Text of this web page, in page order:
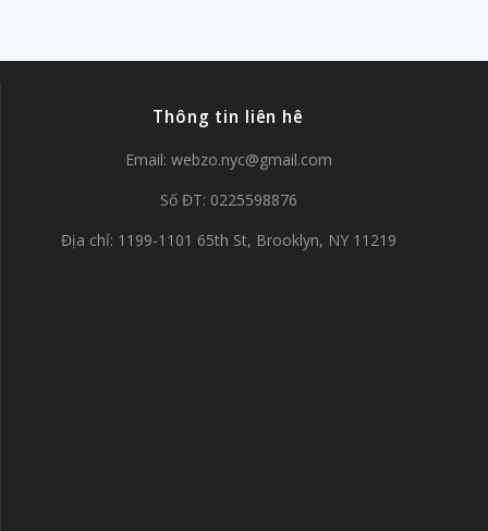
Thông tin liên hê
Email: webzo.nyc@gmail.com
Số ĐT: 0225598876
Địa chỉ: 1199-1101 65th St, Brooklyn, NY 11219